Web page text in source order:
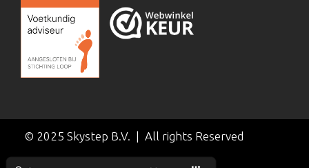
© 2025 Skystep B.V. | All rights Reserved